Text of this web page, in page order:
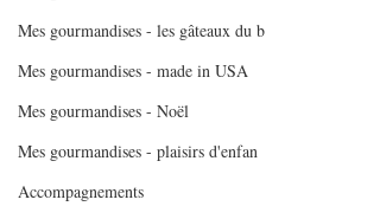
Mes gourmandises - les gâteaux du b
Mes gourmandises - made in USA
Mes gourmandises - Noël
Mes gourmandises - plaisirs d'enfan
Accompagnements